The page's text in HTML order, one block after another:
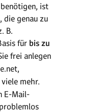
ist
die genau zu
B.
für bis zu
frei anlegen
mehr.
E-Mail-